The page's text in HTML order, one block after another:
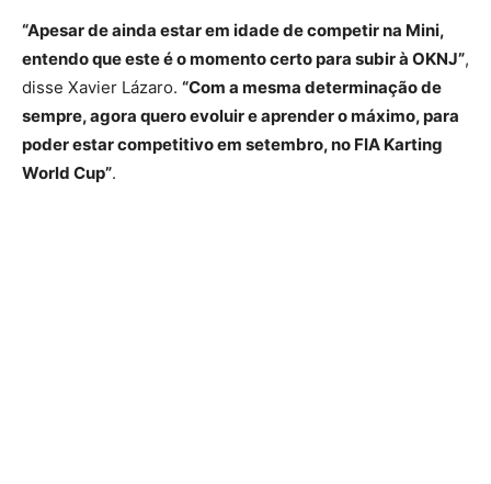
“Apesar de ainda estar em idade de competir na Mini,
entendo que este é o momento certo para subir à OKNJ”,
disse Xavier Lázaro. “Com a mesma determinação de
sempre, agora quero evoluir e aprender o máximo, para
poder estar competitivo em setembro, no FIA Karting
World Cup”.